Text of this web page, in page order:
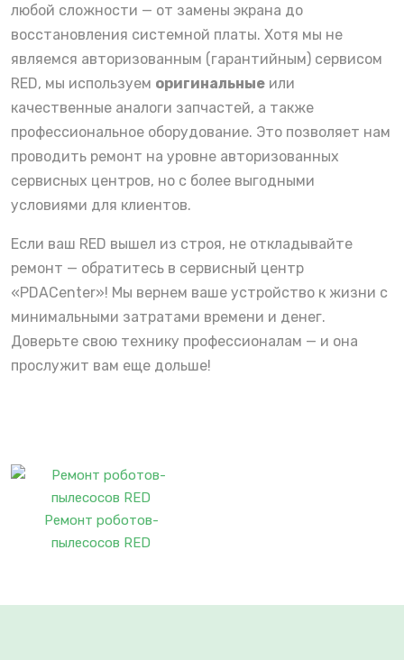
любой сложности — от замены экрана до
восстановления системной платы. Хотя мы не
являемся авторизованным (гарантийным) сервисом
RED, мы используем оригинальные или
качественные аналоги запчастей, а также
профессиональное оборудование. Это позволяет нам
проводить ремонт на уровне авторизованных
сервисных центров, но с более выгодными
условиями для клиентов.
Если ваш RED вышел из строя, не откладывайте
ремонт — обратитесь в сервисный центр
«PDACenter»! Мы вернем ваше устройство к жизни с
минимальными затратами времени и денег.
Доверьте свою технику профессионалам — и она
прослужит вам еще дольше!
Ремонт роботов-
пылесосов RED